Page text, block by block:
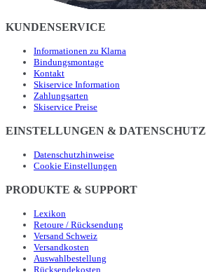
KUNDENSERVICE
Informationen zu Klarna
Bindungsmontage
Kontakt
Skiservice Information
Zahlungsarten
Skiservice Preise
EINSTELLUNGEN & DATENSCHUTZ
Datenschutzhinweise
Cookie Einstellungen
PRODUKTE & SUPPORT
Lexikon
Retoure / Rücksendung
Versand Schweiz
Versandkosten
Auswahlbestellung
Rücksendekosten